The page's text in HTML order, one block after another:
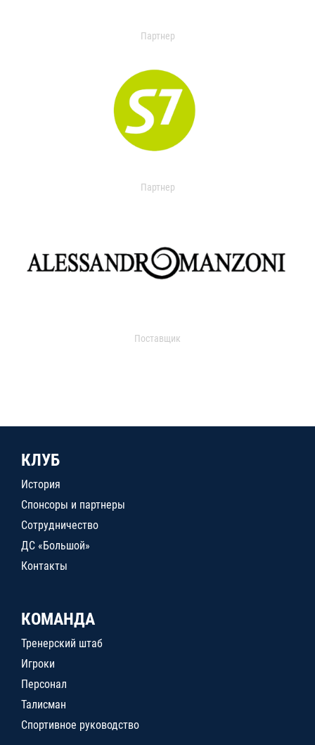
Партнер
Партнер
Поставщик
КЛУБ
История
Спонсоры и партнеры
Сотрудничество
ДС «Большой»
Контакты
КОМАНДА
Тренерский штаб
Игроки
Персонал
Талисман
Спортивное руководство